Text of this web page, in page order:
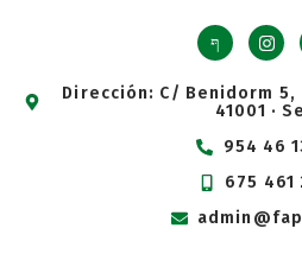
Dirección: C/ Benidorm
41001 ·
954 46
675 461